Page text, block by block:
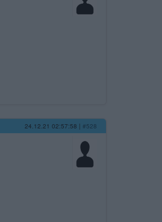
24.12.21 02:57:58 | #528